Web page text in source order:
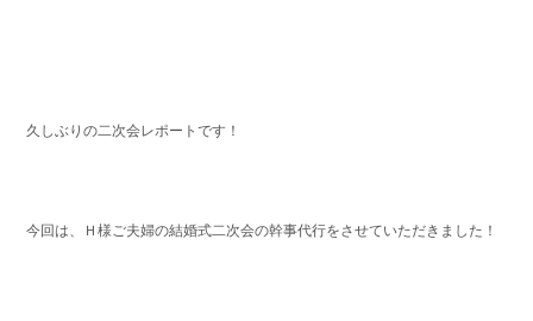
久しぶりの二次会レポートです！
今回は、Ｈ様ご夫婦の結婚式二次会の幹事代行をさせていただきました！